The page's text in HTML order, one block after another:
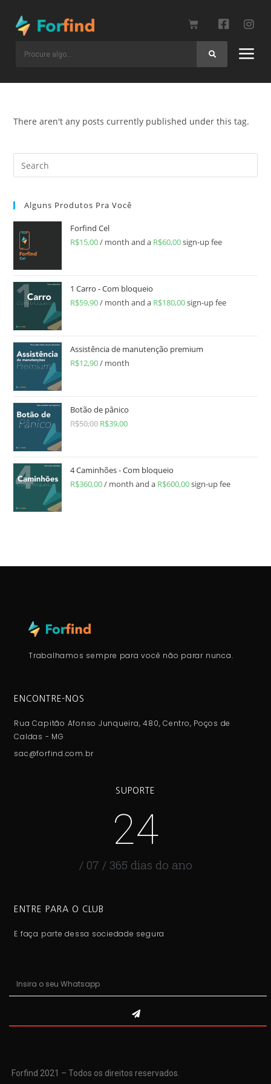
There aren't any posts currently published under this tag.
Alguns Produtos Pra Você
Forfind Cel
R$15,00/ month and a R$60,00sign-up fee
1 Carro - Com bloqueio
R$59,90/ month and a R$180,00sign-up fee
Assistência de manutenção premium
R$12,90/ month
Botão de pânico
R$50,00 R$39,00
4 Caminhões - Com bloqueio
R$360,00/ month and a R$600,00sign-up fee
Trabalhamos sempre para você não parar nunca.
ENCONTRE-NOS
Rua Capitão Afonso Junqueira, 480, Centro, Poços de
Caldas - MG
sac@forfind.com.br
SUPORTE
24
/ 07 / 365 dias do ano
ENTRE PARA O CLUB
E faça parte dessa sociedade segura
Forfind 2021 – Todos os direitos reservados.